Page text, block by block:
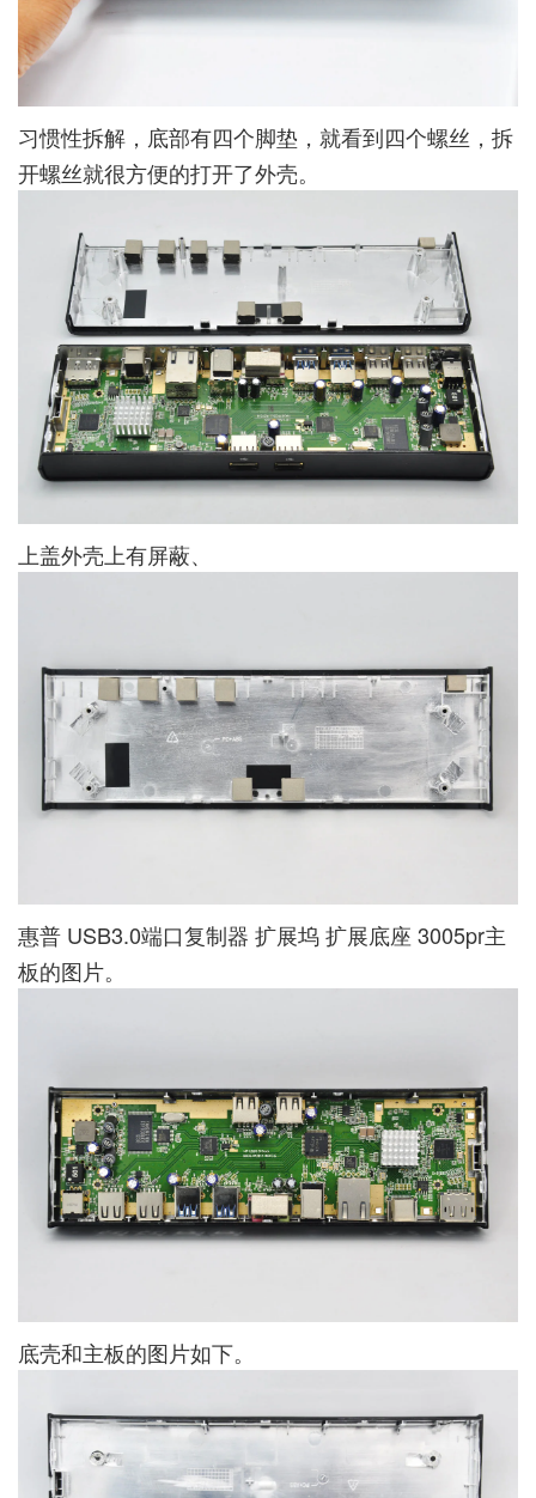
习惯性拆解，底部有四个脚垫，就看到四个螺丝，拆
开螺丝就很方便的打开了外壳。
上盖外壳上有屏蔽、
惠普 USB3.0端口复制器 扩展坞 扩展底座 3005pr主
板的图片。
底壳和主板的图片如下。